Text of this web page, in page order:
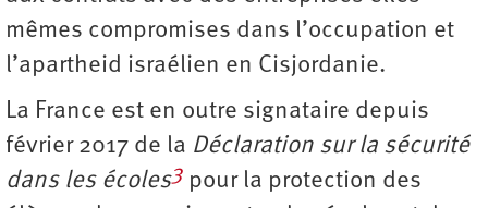
mêmes compromises dans l’occupation et
l’apartheid israélien en Cisjordanie.
La France est en outre signataire depuis
février 2017 de la Déclaration sur la sécurité
dans les écoles3 pour la protection des